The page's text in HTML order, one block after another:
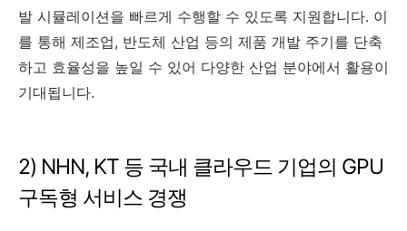
발 시뮬레이션을 빠르게 수행할 수 있도록 지원합니다. 이
를 통해 제조업, 반도체 산업 등의 제품 개발 주기를 단축
하고 효율성을 높일 수 있어 다양한 산업 분야에서 활용이
기대됩니다.
2) NHN, KT 등 국내 클라우드 기업의 GPU
구독형 서비스 경쟁